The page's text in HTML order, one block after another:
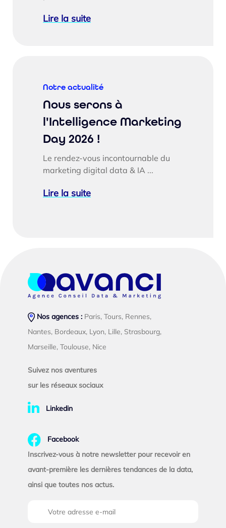
Lire la suite
Notre actualité
Nous serons à
l'Intelligence Marketing
Day 2026 !
Le rendez-vous incontournable du
marketing digital data & IA ...
Lire la suite
Nos agences :Paris, Tours, Rennes,
Nantes, Bordeaux, Lyon, Lille, Strasbourg,
Marseille, Toulouse, Nice
Suivez nos aventures
sur les réseaux sociaux
Linkedin
Facebook
Inscrivez-vous à notre newsletter pour recevoir en
avant-première les dernières tendances de la data,
ainsi que toutes nos actus.